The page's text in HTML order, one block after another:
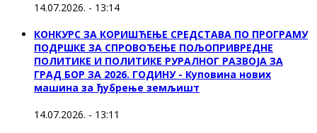
14.07.2026. - 13:14
КОНКУРС ЗА КОРИШЋЕЊЕ СРЕДСТАВА ПО ПРОГРАМУ
ПОДРШКЕ ЗА СПРОВОЂЕЊЕ ПОЉОПРИВРЕДНЕ
ПОЛИТИКЕ И ПОЛИТИКЕ РУРАЛНОГ РАЗВОЈА ЗА
ГРАД БОР ЗА 2026. ГОДИНУ - Куповина нових
машина за ђубрење земљишт
14.07.2026. - 13:11